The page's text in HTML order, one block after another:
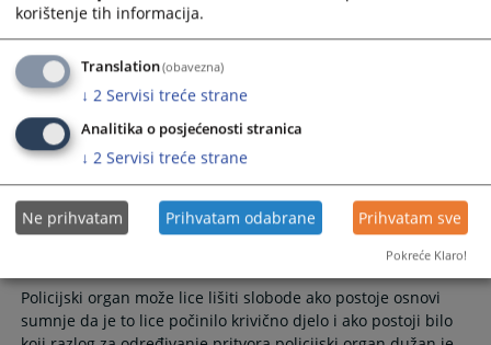
lišenja slobode i istovremeno prije prvog ispitivanja poučeno
da nije dužno da daje iskaz, niti da odgovara na postavljena
pitanja, da ima pravo da uzme branioca koga može sam
poslije birati, kao i o tome da ima pravo da njegova porodica,
konzularni službenik strane države čiji je državljanin ili
drugo lice koje on odredi budu obaviješteni o njegovom
lišenju slobode.
Koliko dugo može trajati lišenje slobode i
Policijski organ može lice lišiti slobode ako postoje osnovi
sumnje da je to lice počinilo krivično djelo i ako postoji bilo
korištenje tih informacija.
Translation(obavezna)
↓ 2 Servisi treće strane
Analitika o posjećenosti stranica
↓ 2 Servisi treće strane
Ne prihvatam Prihvatam odabrane Prihvatam sve
Pokreće Klaro!